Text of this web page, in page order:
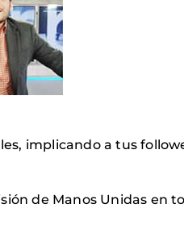
implicando a tus
de Manos Unidas en